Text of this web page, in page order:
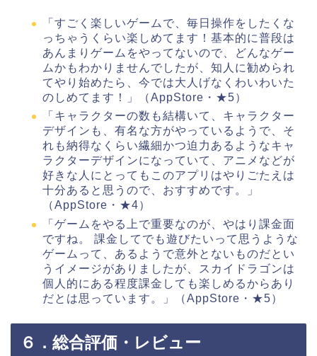
「すごく楽しいゲームで、毎日操作をしたくな
っちゃうくらい楽しめてます！基本的に普段は
あんまりゲームをやってないので、どんなゲー
ムかもわかりませんでしたが、知人に勧められ
てやり始めたら、今では大人げなくわいわいた
のしめてます！」（AppStore・★5）
「キャラクターの数も結構いて、キャラクター
デザインも、有名な方がやっているようで、そ
れも納得なくらい繊細かつ迫力あるようなキャ
ラクターデザインになっていて、アニメなどが
好きな人にとってもこのアプリはやりごたえは
十分あると思うので、おすすめです。」
（AppStore・★4）
「 ゲームをやる上で重要なのが、やはり課金面
ですね。 課金してでも遊びたいって思うような
ゲームって、あるようで意外とないものだとい
うイメージがありましたが、スカイドラゴンは
個人的にある程度課金しても楽しめるからあり
だとは思っています。
​」（AppStore・★5）
６．総合評価・レビュー